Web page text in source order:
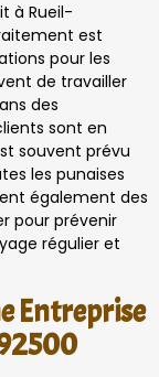
à Rueil-
est
pour les
de travailler
des
sont en
souvent prévu
les punaises
également des
pour prévenir
régulier et
Entreprise